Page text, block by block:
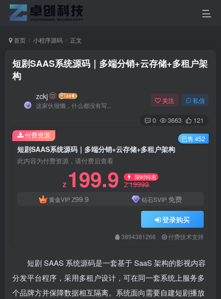
首页 小程序源码 正文
短剧SAAS系统源码｜多端分销+云存储+多租户架
构
zckj
这家伙很懒，什么都没有写...
关注 私信
0 3663 121
短剧SAAS系统源码｜多端分销+云存储+多租户架构
此内容为付费资源，请付费后查看
Z 199.9 限时特惠
Z19999
黄金VIPZ99.9 钻石SVIP 免费
登录购买
3894381266 付费技术支持
付费资源 已售 452
短剧 SAAS 系统源码是一套基于 SaaS 架构的影视内容
分发平台程序，采用多租户设计，可在同一套系统上服务多
个品牌方并保障数据相互隔离。系统面向需要自建短剧播放